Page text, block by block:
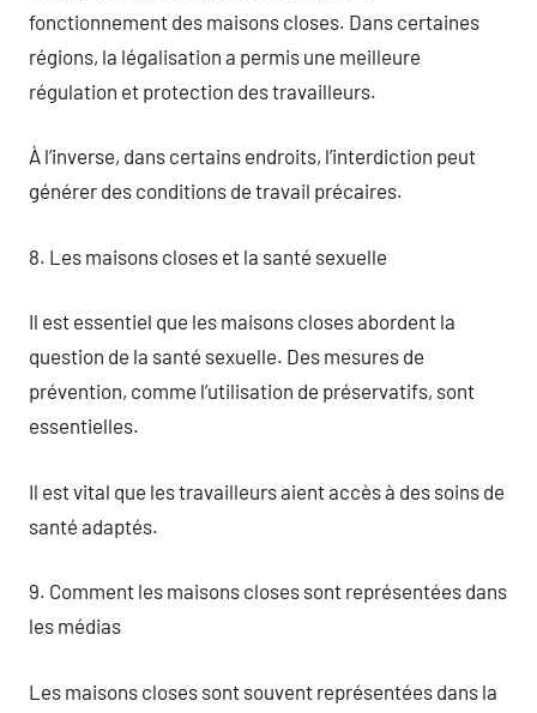
fonctionnement des maisons closes. Dans certaines
régions, la légalisation a permis une meilleure
régulation et protection des travailleurs.
À l’inverse, dans certains endroits, l’interdiction peut
générer des conditions de travail précaires.
8. Les maisons closes et la santé sexuelle
Il est essentiel que les maisons closes abordent la
question de la santé sexuelle. Des mesures de
prévention, comme l’utilisation de préservatifs, sont
essentielles.
Il est vital que les travailleurs aient accès à des soins de
santé adaptés.
9. Comment les maisons closes sont représentées dans
les médias
Les maisons closes sont souvent représentées dans la